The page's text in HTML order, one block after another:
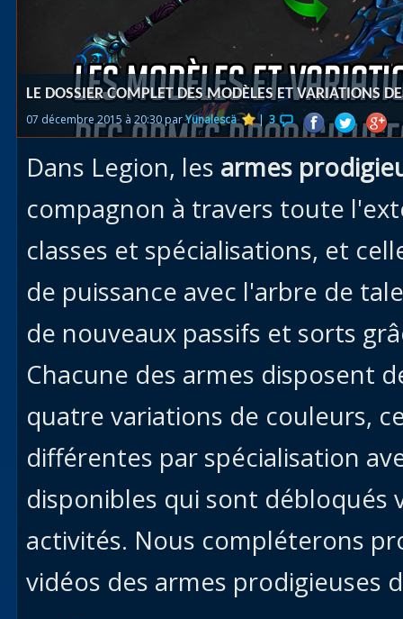
Races
alliées
des îles
le vol
Uldum
Val
LE DOSSIER COMPLET DES MODÈLES ET VARIATIONS
07 décembre 2015 à 20:30 parYünalescä | 3
Dans Legion, les armes
compagnon à travers toute
classes et spécialisations, et
de puissance avec l'arbre de
de nouveaux passifs et sorts
Chacune des armes disposent
quatre variations de couleurs,
différentes par spécialisation
disponibles qui sont débloqués
activités. Nous compléterons
vidéos des armes prodigieuses